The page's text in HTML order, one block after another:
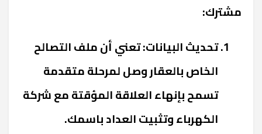
مشترك:
تحديث البيانات: تعني أن ملف التصالح
الخاص بالعقار وصل لمرحلة متقدمة
تسمح بإنهاء العلاقة المؤقتة مع شركة
الكهرباء وتثبيت العداد باسمك.